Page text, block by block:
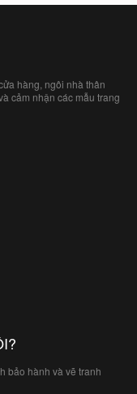
hàng, ngôi nhà thân
cảm nhận các mẫu trang
bảo hành và vẽ tranh